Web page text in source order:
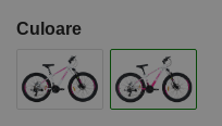
Culoare